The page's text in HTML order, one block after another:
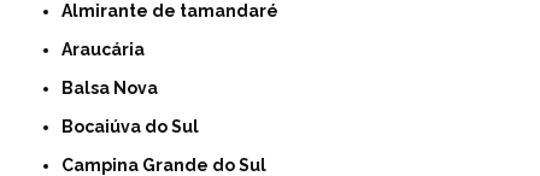
Almirante de tamandaré
Araucária
Balsa Nova
Bocaiúva do Sul
Campina Grande do Sul